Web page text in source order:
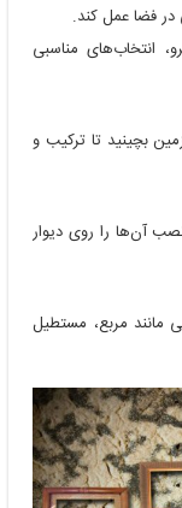
در فضا عمل کند.
انتخاب‌های مناسبی
بچینید تا ترکیب و
آن‌ها را روی دیوار
مانند مربع، مستطیل